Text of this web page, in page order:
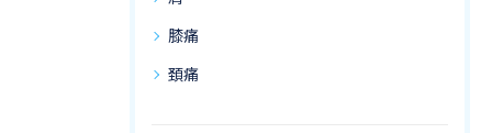
膝痛
頚痛